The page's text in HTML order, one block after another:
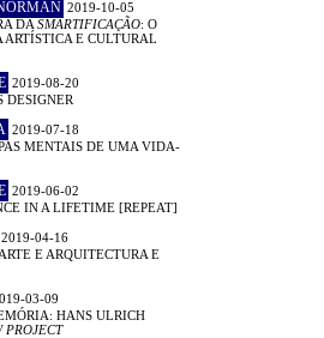
2019-10-05
DA SMARTIFICAÇÃO: O
ARTÍSTICA E CULTURAL
2019-08-20
DESIGNER
2019-07-18
MENTAIS DE UMA VIDA-
2019-06-02
IN A LIFETIME [REPEAT]
2019-04-16
E ARQUITECTURA E
03-09
HANS ULRICH
PROJECT